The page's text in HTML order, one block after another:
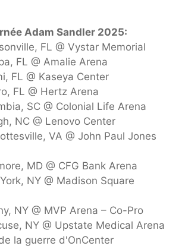
Adam Sandler 2025:
FL @ Vystar Memorial
FL @ Amalie Arena
FL @ Kaseya Center
FL @ Hertz Arena
SC @ Colonial Life Arena
NC @ Lenovo Center
VA @ John Paul Jones
MD @ CFG Bank Arena
NY @ Madison Square
NY @ MVP Arena – Co-Pro
NY @ Upstate Medical Arena
la guerre d'OnCenter